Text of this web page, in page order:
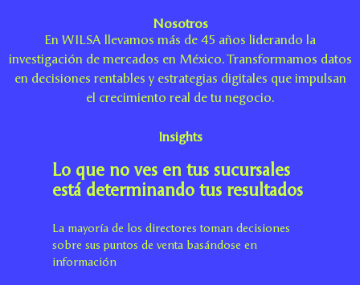
Nosotros
En WILSA llevamos más de 45 años liderando la
investigación de mercados en México. Transformamos datos
en decisiones rentables y estrategias digitales que impulsan
el crecimiento real de tu negocio.
Insights
Lo que no ves en tus sucursales
está determinando tus resultados
La mayoría de los directores toman decisiones
sobre sus puntos de venta basándose en
información